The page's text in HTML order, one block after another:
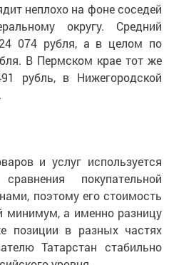
неплохо на фоне соседей
округу. Средний
074 рубля, а в целом по
В Пермском крае тот же
рубль, в Нижегородской
и услуг используется
покупательной
поэтому его стоимость
минимум, а именно разницу
позиции в разных частях
Татарстан стабильно